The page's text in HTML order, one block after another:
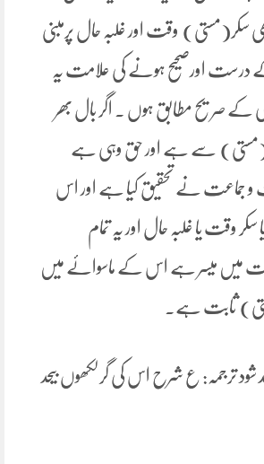
سکر(مستی) وقت اور غلبہ حال پرمبنی
درست اورصحیح ہونے کی علامت یہ
کے صریح مطابق ہوں ۔ اگر بال بھر
سکر(مستی) سے ہے اور حق وہی ہے
و جماعت نے تحقیق کیا ہے اور اس
یا سکر وقت یا غلبہ حال اور یہ تمام
میں میسر ہے اس کے ماسوائے میں
ثابت ہے۔
شود ترجمہ: ع شرح اس کی گرلکھوں بیحد